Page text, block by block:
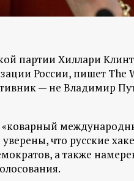
партии Хиллари
России, пишет The
— не Владимир
«коварный
что русские
а также